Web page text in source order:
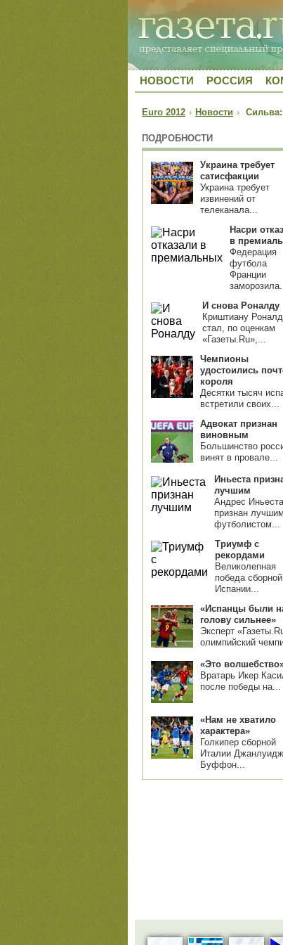
НОВОСТИ РОССИЯ
Euro 2012 › Новости ›
ПОДРОБНОСТИ
Украина требует
сатисфакции
Украина требует
извинений от
телеканала...
Насри
в
Федерация
футбола
Франции
И снова Роналду
Криштиану
стал, по оценкам
«Газеты.Ru»,...
Чемпионы
удостоились
короля
Десятки тысяч
встретили своих...
Адвокат признан
виновным
Большинство
винят в провале...
Иньеста
лучшим
Андрес Иньеста
признан лучшим
футболистом...
Триумф с
рекордами
Великолепная
победа сборной
Испании...
«Испанцы были
голову сильнее»
Эксперт
олимпийский
«Это
Вратарь Икер
после победы на...
«Нам не хватило
характера»
Голкипер сборной
Италии
Буффон...